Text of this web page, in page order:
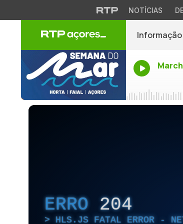
NOTÍCIAS
Informação
ERRO 204
HLS.JS FATAL ERROR -